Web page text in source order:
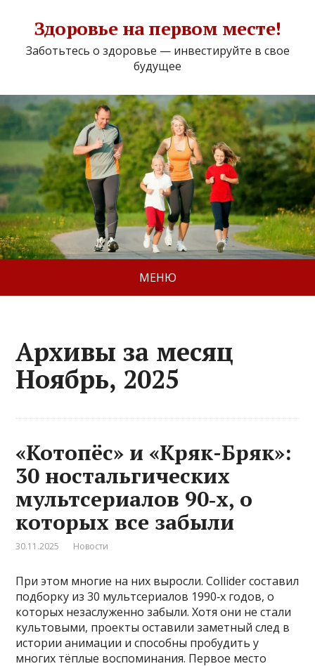
Здоровье на первом месте!
Заботьтесь о здоровье — инвестируйте в свое
будущее
МЕНЮ
Архивы за месяц
Ноябрь, 2025
«Котопёс» и «Кряк-Бряк»:
30 ностальгических
мультсериалов 90‑х, о
которых все забыли
30.11.2025 Новости
При этом многие на них выросли. Collider составил
подборку из 30 мультсериалов 1990‑х годов, о
которых незаслуженно забыли. Хотя они не стали
культовыми, проекты оставили заметный след в
истории анимации и способны пробудить у
многих тёплые воспоминания. Первое место